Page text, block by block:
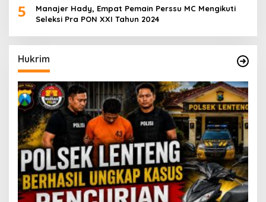
5
Manajer Hady, Empat Pemain Perssu MC Mengikuti
Seleksi Pra PON XXI Tahun 2024
Hukrim